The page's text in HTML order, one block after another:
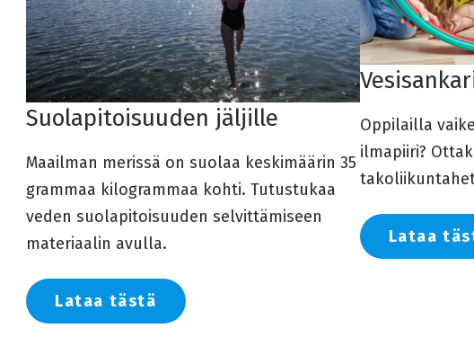
Suolapitoisuuden jäljille
Maailman merissä on suolaa keskimäärin 35
grammaa kilogrammaa kohti. Tutustukaa
veden suolapitoisuuden selvittämiseen
materiaalin avulla.
Lataa tästä
Oppilailla
ilmapiiri?
Lataa